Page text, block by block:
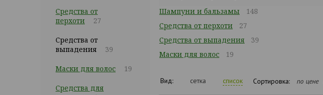
Средства от
перхоти
27
Средства от
выпадения
39
Маски для волос 19
Средства для
Шампуни и бальзамы
148
Средства от перхоти
27
Средства от выпадения
39
Маски для волос
19
Вид: сетка список Сортировка: по цене